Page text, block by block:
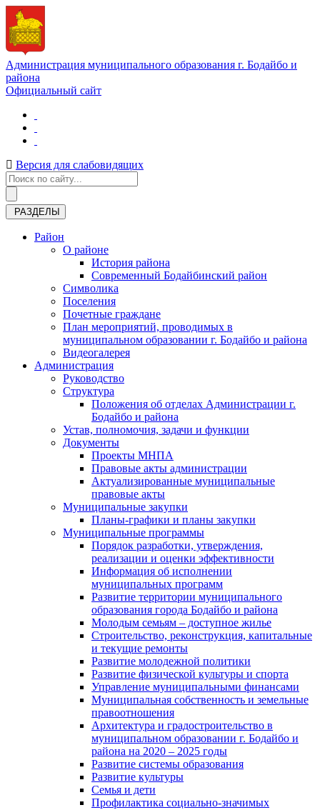
Администрация муниципального образования г. Бодайбо и
района
Официальный сайт
Версия для слабовидящих
РАЗДЕЛЫ
Район
О районе
История района
Современный Бодайбинский район
Символика
Поселения
Почетные граждане
План мероприятий, проводимых в
муниципальном образовании г. Бодайбо и района
Видеогалерея
Администрация
Руководство
Структура
Положения об отделах Администрации г.
Бодайбо и района
Устав, полномочия, задачи и функции
Документы
Проекты МНПА
Правовые акты администрации
Актуализированные муниципальные
правовые акты
Муниципальные закупки
Планы-графики и планы закупки
Муниципальные программы
Порядок разработки, утверждения,
реализации и оценки эффективности
Информация об исполнении
муниципальных программ
Развитие территории муниципального
образования города Бодайбо и района
Молодым семьям – доступное жилье
Строительство, реконструкция, капитальные
и текущие ремонты
Развитие молодежной политики
Развитие физической культуры и спорта
Управление муниципальными финансами
Муниципальная собственность и земельные
правоотношения
Архитектура и градостроительство в
муниципальном образовании г. Бодайбо и
района на 2020 – 2025 годы
Развитие системы образования
Развитие культуры
Семья и дети
Профилактика социально-значимых